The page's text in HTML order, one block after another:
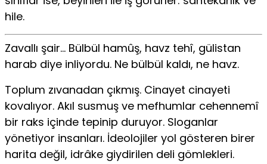
hile.
Zavallı şair… Bülbül hamûş, havz tehî, gülistan
harab diye inliyordu. Ne bülbül kaldı, ne havz.
Toplum zıvanadan çıkmış. Cinayet cinayeti
kovalıyor. Akıl susmuş ve mefhumlar cehennemî
bir raks içinde tepinip duruyor. Sloganlar
yönetiyor insanları. İdeolojiler yol gösteren birer
harita değil, idrâke giydirilen deli gömlekleri.